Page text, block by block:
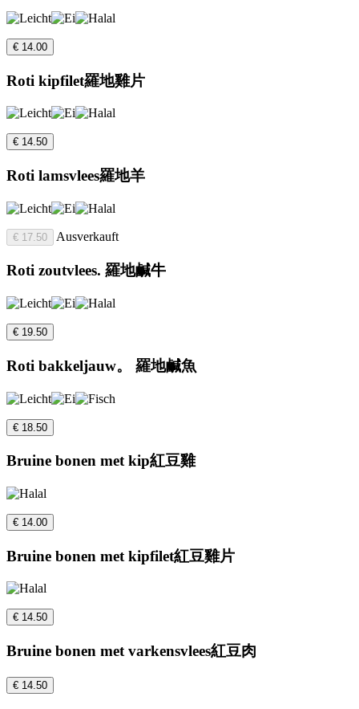
€ 14.00
Roti kipfilet羅地雞片
€ 14.50
Roti lamsvlees羅地羊
€ 17.50 Ausverkauft
Roti zoutvlees. 羅地鹹牛
€ 19.50
Roti bakkeljauw。 羅地鹹魚
€ 18.50
Bruine bonen met kip紅豆雞
€ 14.00
Bruine bonen met kipfilet紅豆雞片
€ 14.50
Bruine bonen met varkensvlees紅豆肉
€ 14.50